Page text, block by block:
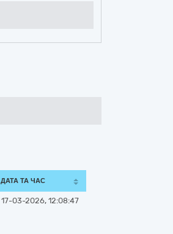
ДАТА ТА ЧАС
17-03-2026, 12:08:47